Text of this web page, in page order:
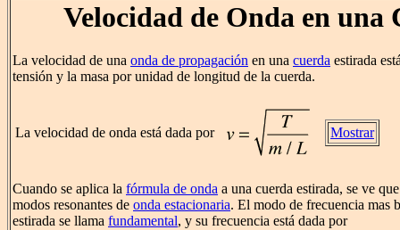
Velocidad de Onda en una
La velocidad de una onda de propagación en una cuerda estirada
tensión y la masa por unidad de longitud de la cuerda.
La velocidad de onda está dada por Mostrar
Cuando se aplica la fórmula de onda a una cuerda estirada, se ve
modos resonantes de onda estacionaria. El modo de frecuencia mas
estirada se llama fundamental, y su frecuencia está dada por